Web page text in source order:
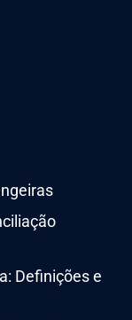
Definições e